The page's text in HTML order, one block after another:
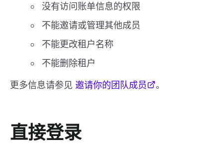
没有访问账单信息的权限
不能邀请或管理其他成员
不能更改租户名称
不能删除租户
更多信息请参见 邀请你的团队成员 。
直接登录